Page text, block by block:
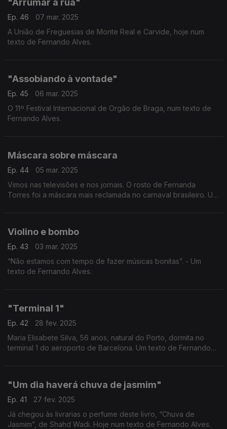
"Arrumar a rua"
Ep. 46
07 mar. 2025
A União de Freguesias de Monte Real e Carvide, hoje num
texto de Fernando Alves.
"Assobiando à vontade"
Ep. 45
06 mar. 2025
O 11º Festival Internacional de Orgão de Braga, num texto de
Fernando Alves.
Máscara sobre máscara
Ep. 44
05 mar. 2025
Vimos nas televisões e nos jornais. O rosto de Fernanda
Torres foi a máscara mais reclamada no carnaval brasileiro. Um
Violino e bombo
Ep. 43
03 mar. 2025
“Não estamos com tempo de fazer músicas bonitas”. - Um
texto de Fernando Alves.
"Terminal 1"
Ep. 42
28 fev. 2025
Maria Elisabete Silva, 56 anos, natural do Porto, dormita no
terminal 1 do aeroporto de Barcelona. Um texto de Fernando
"Um dia haverá chuva de jasmim"
Ep. 41
27 fev. 2025
Já chegou às livrarias o perfume deste livro, “Chuva de
Jasmim”, de Shahd Wadi. Hoje num texto de Fernando Alves.